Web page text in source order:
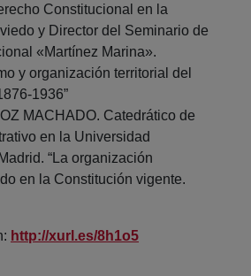
Constitucional en la
y Director del Seminario de
«Martínez Marina».
y organización territorial del
1936”
MACHADO. Catedrático de
en la Universidad
“La organización
en la Constitución vigente.
http://xurl.es/8h1o5